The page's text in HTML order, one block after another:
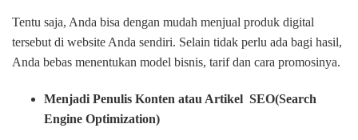
Tentu saja, Anda bisa dengan mudah menjual produk digital
tersebut di website Anda sendiri. Selain tidak perlu ada bagi hasil,
Anda bebas menentukan model bisnis, tarif dan cara promosinya.
Menjadi Penulis Konten atau Artikel SEO(Search
Engine Optimization)